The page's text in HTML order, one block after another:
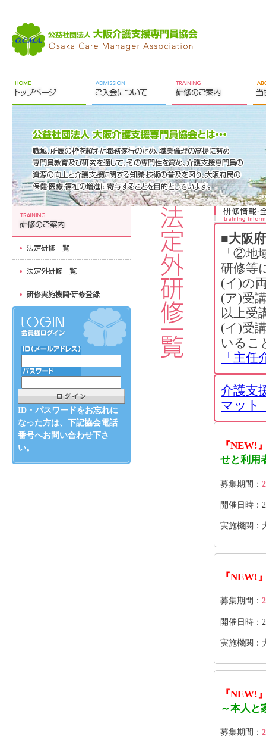
ID・パスワードをお忘れに
なった方は、下記協会電話
番号へお問い合わせ下さ
い。
■大阪
「②地
研修等
(イ)の
(ア)受
以上受
(イ)受
いるこ
「主
介護支
マット
『NEW!
せと利用
募集期間：
開催日時：
実施機関：
『NEW!
募集期間：
開催日時：
実施機関：
『NEW!
～本人と
募集期間：